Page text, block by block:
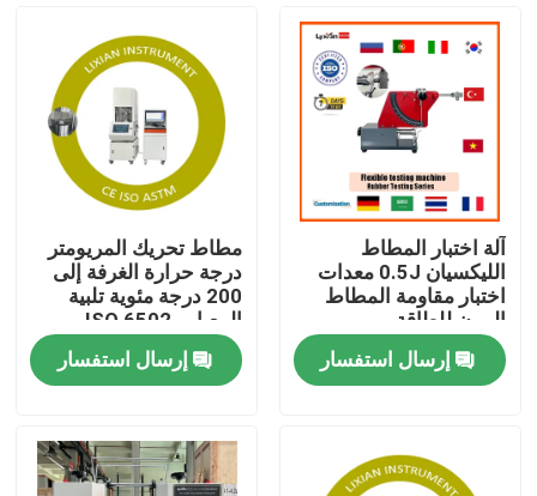
مسكن
عرض الواقع الافتراضي
آلة اختبار المطاط
الليكسيان 0.5J معدات
اختبار مقاومة المطاط
المرن للطاقة
إرسال استفسار
مطاط تحريك المريومتر
درجة حرارة الغرفة إلى
200 درجة مئوية تلبية
المعيار ، ISO 6502
الضغط 0.5 Mpa-0.65
Mpa
إرسال استفسار